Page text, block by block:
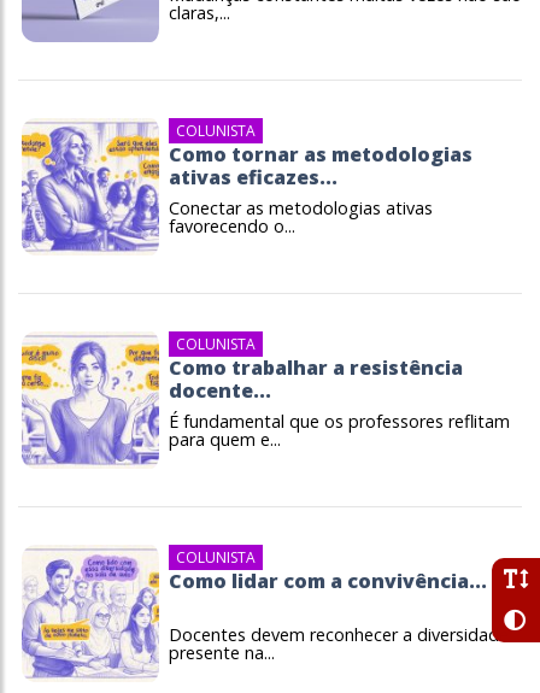
claras,...
COLUNISTA
Como tornar as metodologias
ativas eficazes...
Conectar as metodologias ativas
favorecendo o...
COLUNISTA
Como trabalhar a resistência
docente...
É fundamental que os professores reflitam
para quem e...
COLUNISTA
Como lidar com a convivência...
Docentes devem reconhecer a diversidade
presente na...